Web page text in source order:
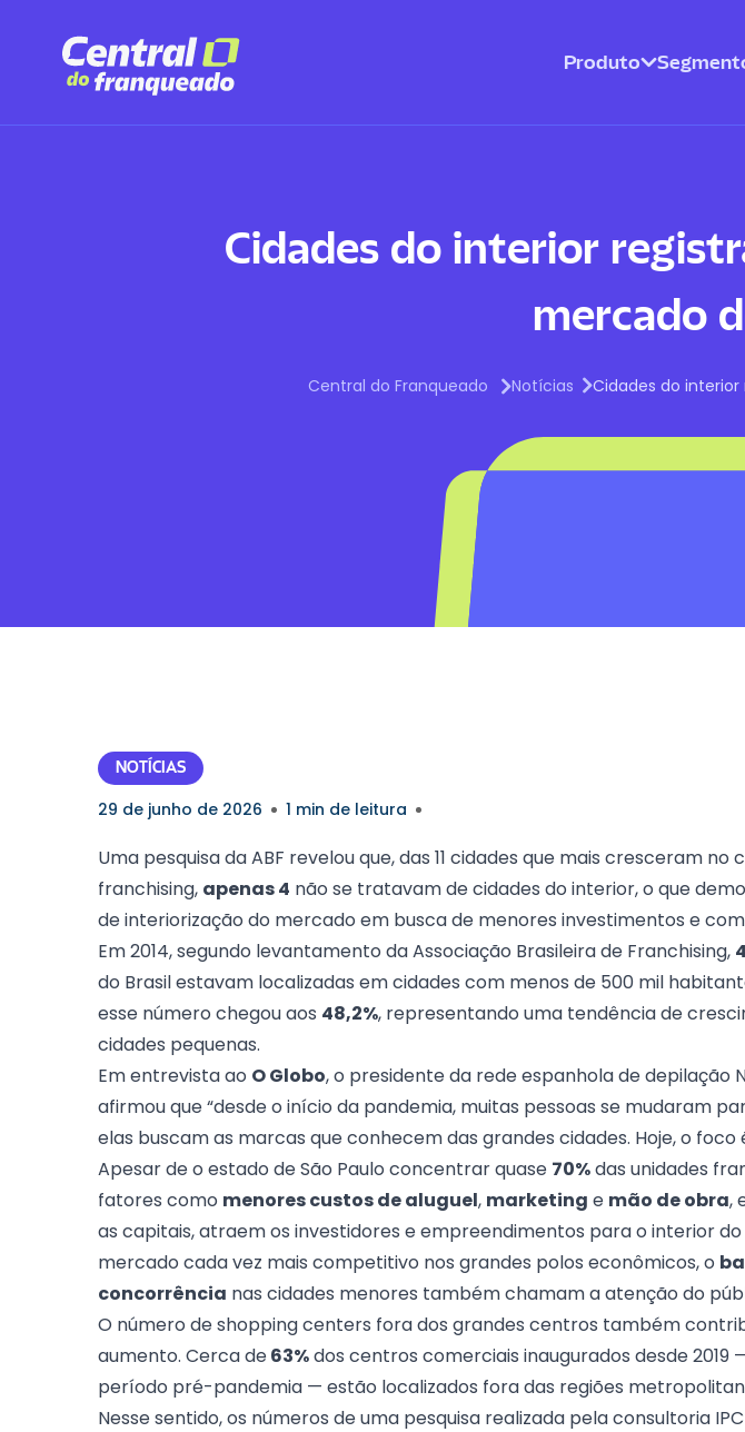
Produto
Cidades do interior
mercado
Central do Franqueado Notícias Cidades do
NOTÍCIAS
29 de junho de 2026 1 min de leitura
Uma pesquisa da ABF revelou que, das 11 cidades que mais cresceram no
franchising, apenas 4 não se tratavam de cidades do interior, o que
de interiorização do mercado em busca de menores investimentos e
Em 2014, segundo levantamento daAssociação Brasileira de Franchising,
do Brasil estavam localizadas em cidades com menos de 500 mil
esse número chegou aos 48,2%, representando uma tendência de
cidades pequenas.
Em entrevista ao O Globo, o presidente da rede espanhola de depilação
afirmou que “desde o início da pandemia, muitas pessoas se mudaram
elas buscam as marcas que conhecem das grandes cidades. Hoje, o foco
Apesar de o estado de São Paulo concentrar quase 70%das unidades
fatores como menores custos de aluguel, marketing e mão de obra,
as capitais, atraem os investidores e empreendimentos para o interior do
mercado cada vez mais competitivo nos grandes polos econômicos, o
concorrência nas cidades menores também chamam a atenção do
O número de shopping centers fora dos grandes centros também
aumento. Cerca de63%dos centros comerciais inaugurados desde 2019
período pré-pandemia — estão localizados fora das regiões
Nesse sentido, os números de uma pesquisa realizada pela consultoria